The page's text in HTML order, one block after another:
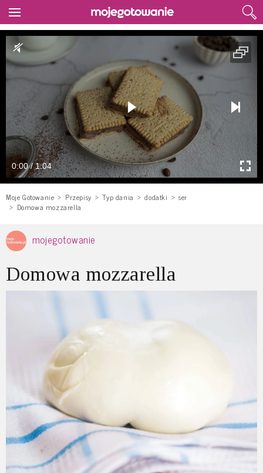
0:00 / 1:04
Moje Gotowanie Przepisy Typ dania dodatki
ser
Domowa mozzarella
mojegotowanie
Domowa mozzarella